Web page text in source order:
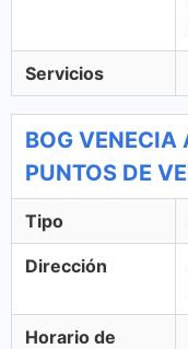
Servicios
BOG
PUNTOS DE
Tipo
Dirección
Horario de